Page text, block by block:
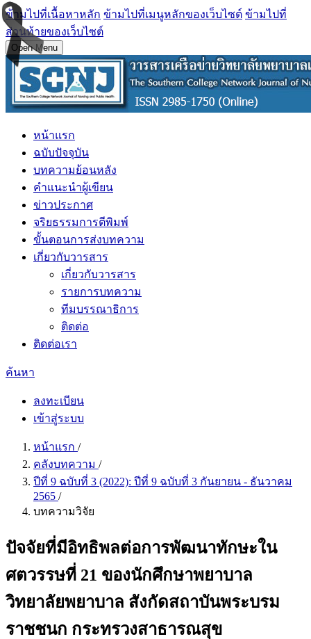
ข้ามไปที่เนื้อหาหลัก ข้ามไปที่เมนูหลักของเว็บไซต์ ข้ามไปที่
ส่วนท้ายของเว็บไซต์
Open Menu
หน้าแรก
ฉบับปัจจุบัน
บทความย้อนหลัง
คำแนะนำผู้เขียน
ข่าวประกาศ
จริยธรรมการตีพิมพ์
ขั้นตอนการส่งบทความ
เกี่ยวกับวารสาร
เกี่ยวกับวารสาร
รายการบทความ
ทีมบรรณาธิการ
ติดต่อ
ติดต่อเรา
ค้นหา
ลงทะเบียน
เข้าสู่ระบบ
หน้าแรก /
คลังบทความ /
ปีที่ 9 ฉบับที่ 3 (2022): ปีที่ 9 ฉบับที่ 3 กันยายน - ธันวาคม
2565 /
บทความวิจัย
ปัจจัยที่มีอิทธิพลต่อการพัฒนาทักษะใน
ศตวรรษที่ 21 ของนักศึกษาพยาบาล
วิทยาลัยพยาบาล สังกัดสถาบันพระบรม
ราชชนก กระทรวงสาธารณสุข